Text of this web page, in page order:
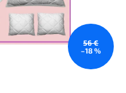
56 €
–18 %